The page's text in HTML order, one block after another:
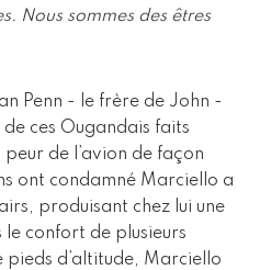
Nous sommes des êtres
Penn - le frère de John -
ces Ougandais faits
de l’avion de façon
ont condamné Marciello a
produisant chez lui une
le confort de plusieurs
pieds d’altitude, Marciello